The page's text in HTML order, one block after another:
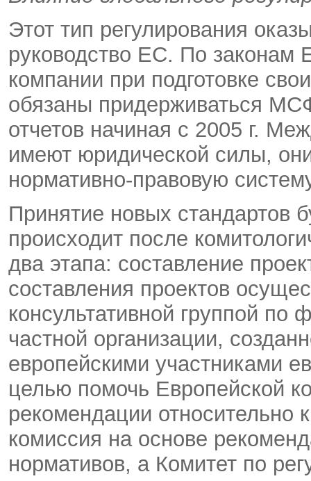
Этот тип регулирования
руководство ЕС. По законам
компании при подготовке
обязаны придерживаться
отчетов начиная с 2005 г.
имеют юридической силы,
нормативно-правовую
Принятие новых стандартов
происходит после
два этапа: составление
составления проектов
консультативной группой по
частной организации,
европейскими участниками
целью помочь Европейской
рекомендации относительно
комиссия на основе
нормативов, а Комитет по